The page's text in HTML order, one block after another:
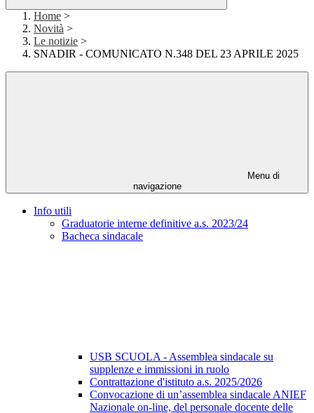
Home >
Novità >
Le notizie >
SNADIR - COMUNICATO N.348 DEL 23 APRILE 2025
Menu di
navigazione
Info utili
Graduatorie interne definitive a.s. 2023/24
Bacheca sindacale
USB SCUOLA - Assemblea sindacale su
supplenze e immissioni in ruolo
Contrattazione d'istituto a.s. 2025/2026
Convocazione di un’assemblea sindacale ANIEF
Nazionale on-line, del personale docente delle